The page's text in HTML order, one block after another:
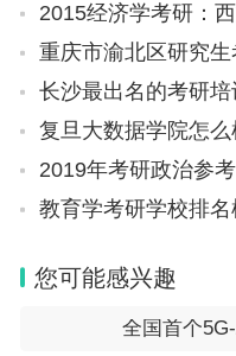
2015经济学考研：
重庆市渝北区研究生考点(重庆市江
长沙最出名的考研
复旦大数据学院怎么
2019年考研政治参考
教育学考研学校排
您可能感兴趣
全国首个